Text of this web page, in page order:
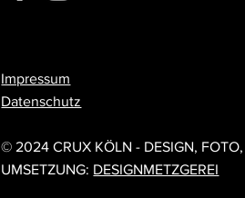
Impressum
Datenschutz
© 2024 CRUX KÖLN - DESIGN,
UMSETZUNG: DESIGNMETZGEREI